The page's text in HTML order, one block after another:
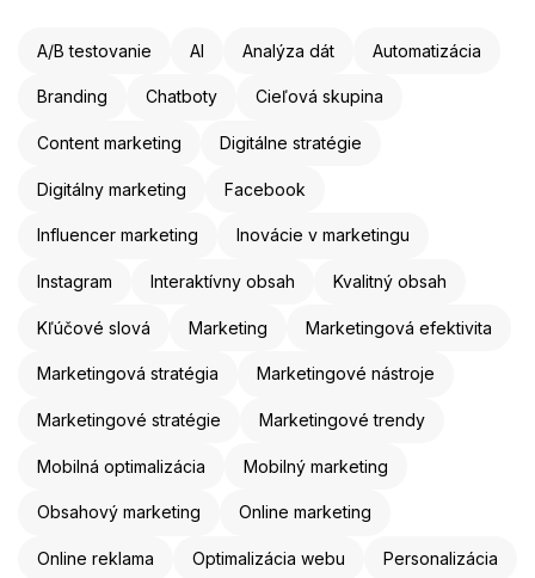
A/B testovanie AI Analýza dát Automatizácia
Branding Chatboty Cieľová skupina
Content marketing Digitálne stratégie
Digitálny marketing Facebook
Influencer marketing Inovácie v marketingu
Instagram Interaktívny obsah Kvalitný obsah
Kľúčové slová Marketing Marketingová efektivita
Marketingová stratégia Marketingové nástroje
Marketingové stratégie Marketingové trendy
Mobilná optimalizácia Mobilný marketing
Obsahový marketing Online marketing
Online reklama Optimalizácia webu Personalizácia